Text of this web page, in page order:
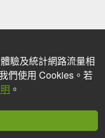
驗及統計網路流量相
們使用 Cookies。若
。